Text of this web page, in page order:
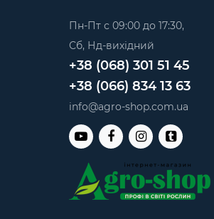
Пн-Пт с 09:00 до 17:30,
Сб, Нд-вихідний
+38 (068) 301 51 45
+38 (066) 834 13 63
info@agro-shop.com.ua